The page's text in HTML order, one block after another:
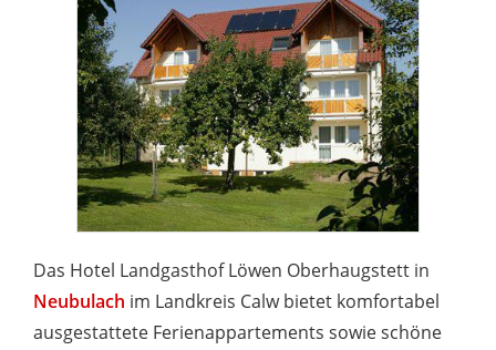
Das Hotel Landgasthof Löwen Oberhaugstett in
Neubulach im Landkreis Calw bietet komfortabel
ausgestattete Ferienappartements sowie schöne